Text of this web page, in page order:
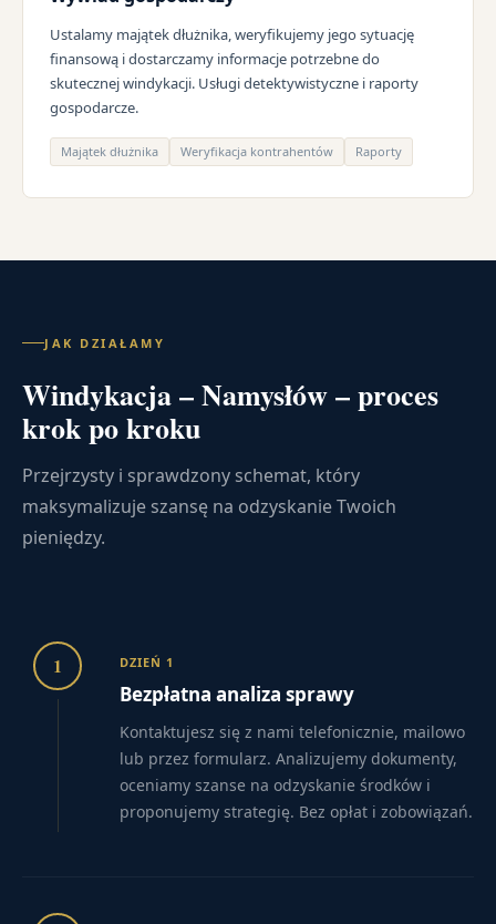
Ustalamy majątek dłużnika, weryfikujemy jego sytuację
finansową i dostarczamy informacje potrzebne do
skutecznej windykacji. Usługi detektywistyczne i raporty
gospodarcze.
Majątek dłużnika Weryfikacja kontrahentów Raporty
JAK DZIAŁAMY
Windykacja – Namysłów – proces
krok po kroku
Przejrzysty i sprawdzony schemat, który
maksymalizuje szansę na odzyskanie Twoich
pieniędzy.
1 DZIEŃ 1
Bezpłatna analiza sprawy
Kontaktujesz się z nami telefonicznie, mailowo
lub przez formularz. Analizujemy dokumenty,
oceniamy szanse na odzyskanie środków i
proponujemy strategię. Bez opłat i zobowiązań.